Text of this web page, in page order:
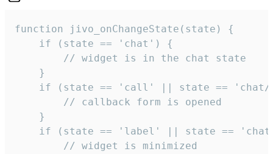
function jivo_onChangeState(state) {
    if (state == 'chat') {
        // widget is in the chat state
    }
if (state == 'call' || state ==
        // callback form is opened
    }
if (state == 'label' || state ==
        // widget is minimized